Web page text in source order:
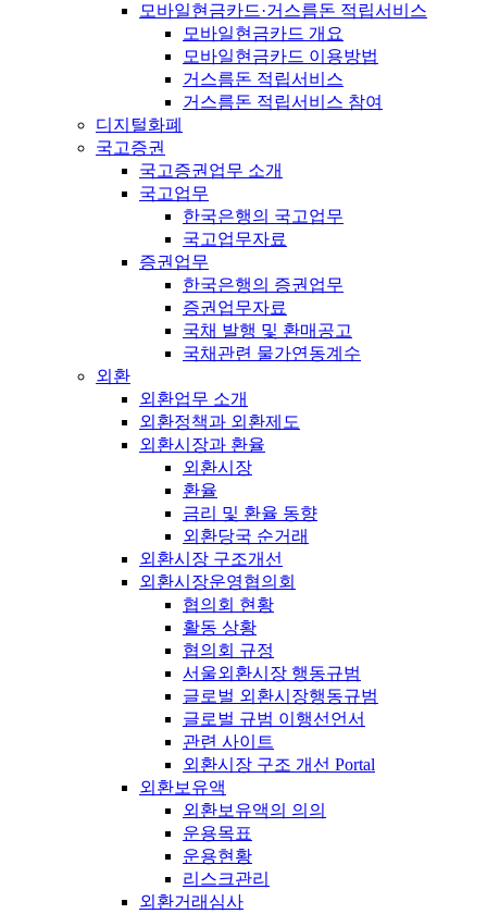
모바일현금카드·거스름돈 적립서비스
모바일현금카드 개요
모바일현금카드 이용방법
거스름돈 적립서비스
거스름돈 적립서비스 참여
디지털화폐
국고증권
국고증권업무 소개
국고업무
한국은행의 국고업무
국고업무자료
증권업무
한국은행의 증권업무
증권업무자료
국채 발행 및 환매공고
국채관련 물가연동계수
외환
외환업무 소개
외환정책과 외환제도
외환시장과 환율
외환시장
환율
금리 및 환율 동향
외환당국 순거래
외환시장 구조개선
외환시장운영협의회
협의회 현황
활동 상황
협의회 규정
서울외환시장 행동규범
글로벌 외환시장행동규범
글로벌 규범 이행선언서
관련 사이트
외환시장 구조 개선 Portal
외환보유액
외환보유액의 의의
운용목표
운용현황
리스크관리
외환거래심사